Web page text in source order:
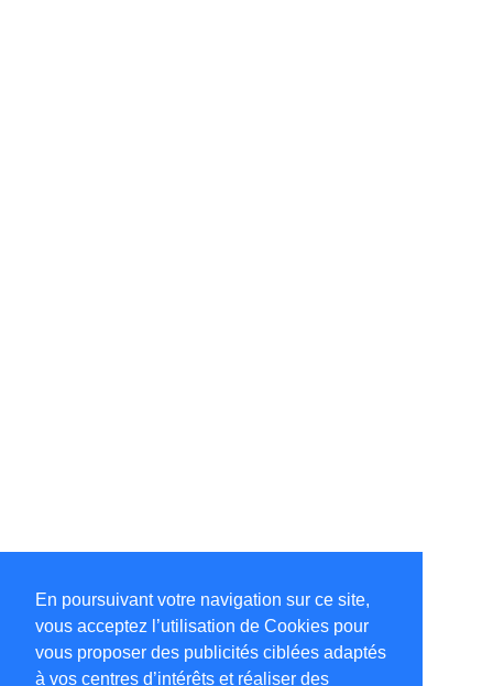
En poursuivant votre navigation sur ce site,
vous acceptez l’utilisation de Cookies pour
vous proposer des publicités ciblées adaptés
à vos centres d’intérêts et réaliser des